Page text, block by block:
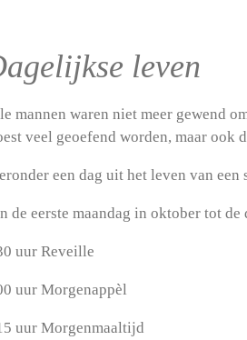
leven
mannen waren niet meer gewend
veel geoefend worden, maar ook
een dag uit het leven van een
de eerste maandag in oktober tot
uur Reveille
uur Morgenappèl
uur Morgenmaaltijd